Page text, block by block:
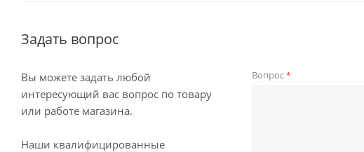
Задать вопрос
Вы можете задать любой
интересующий вас вопрос по товару
или работе магазина.
Наши квалифицированные
Вопрос*